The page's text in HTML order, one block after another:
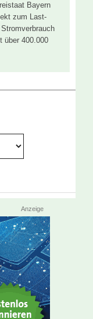
Bayern
zum Last-
über 400.000
Anzeige